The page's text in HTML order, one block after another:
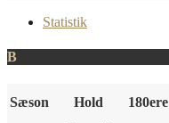
Statistik
B
Sæson Hold 180ere